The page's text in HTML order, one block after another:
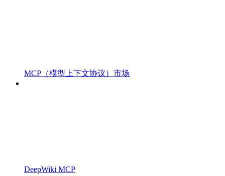
MCP（模型上下文协议）市场
DeepWiki MCP